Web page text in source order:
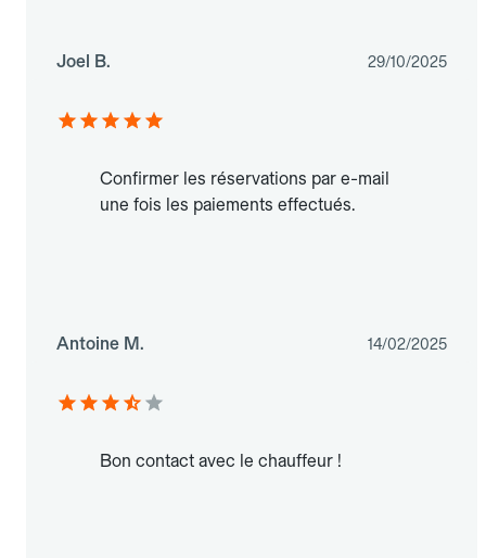
Joel B. 29/10/2025
Confirmer les réservations par e-mail
une fois les paiements effectués.
Antoine M. 14/02/2025
Bon contact avec le chauffeur !